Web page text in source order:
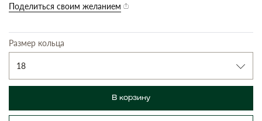
Поделиться своим желанием
Размер кольца
18
В корзину